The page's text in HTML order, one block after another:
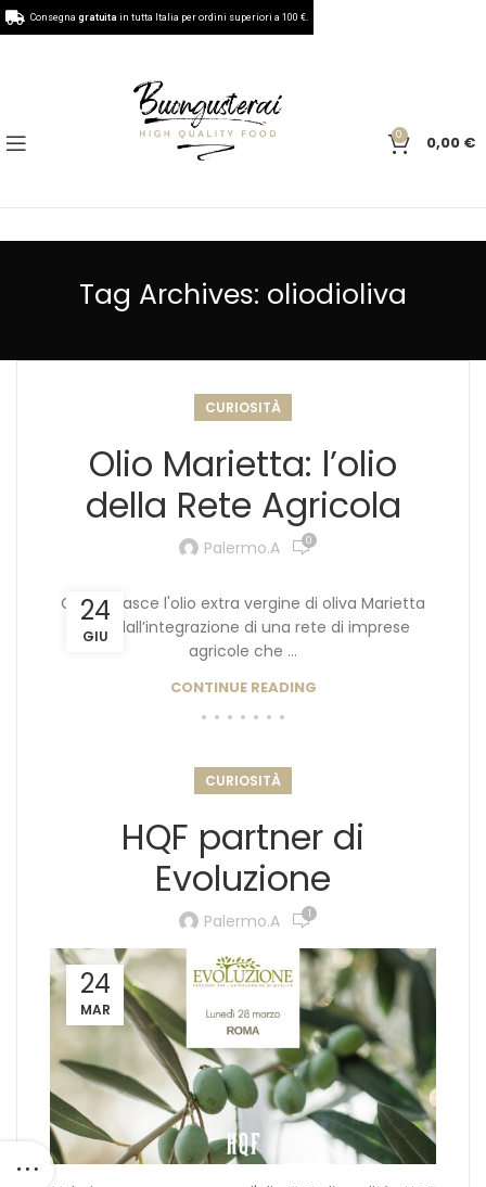
0 0,00 €
Tag Archives: oliodioliva
CURIOSITÀ
Olio Marietta: l’olio
della Rete Agricola
Palermo.a 0
24
GIU
Come nasce l'olio extra vergine di oliva Marietta
Nato dall’integrazione di una rete di imprese
agricole che ...
CONTINUE READING
CURIOSITÀ
HQF partner di
Evoluzione
Palermo.a 1
24
MAR
Consegna gratuita in tutta Italia per ordini superiori a 100 €.